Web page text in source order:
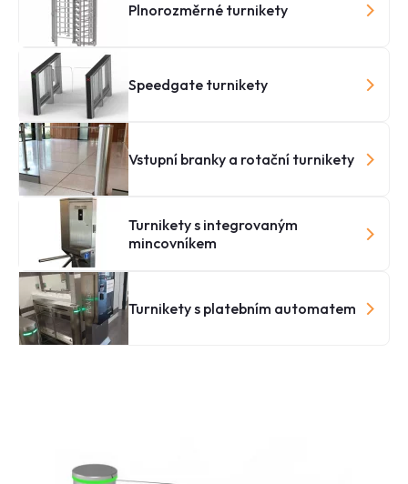
Plnorozměrné turnikety
Speedgate turnikety
Vstupní branky a rotační turnikety
Turnikety s integrovaným
mincovníkem
Turnikety s platebním automatem